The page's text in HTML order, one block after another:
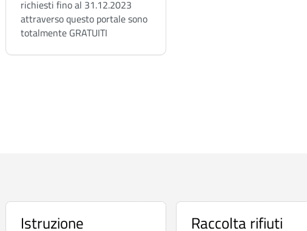
richiesti fino al 31.12.2023
attraverso questo portale sono
totalmente GRATUITI
Istruzione
Raccolta rifiuti